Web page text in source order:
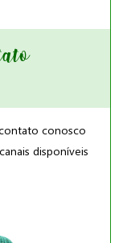
conosco
disponíveis